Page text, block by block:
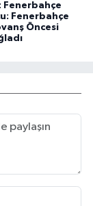
Fenerbahçe
Fenerbahçe
Öncesi